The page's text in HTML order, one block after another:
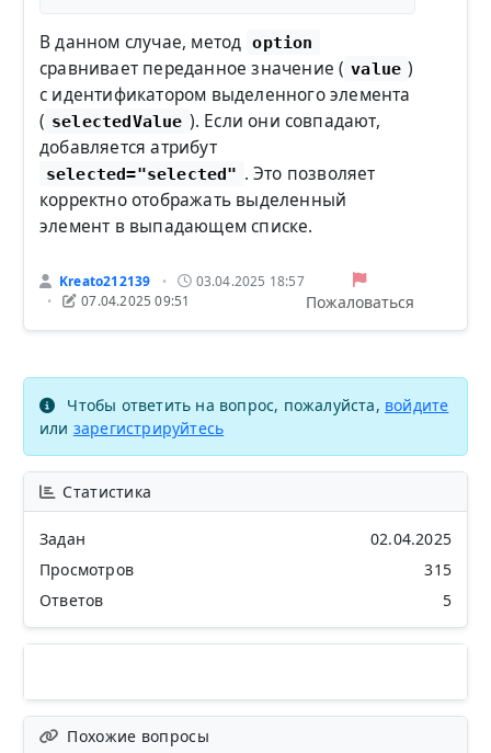
В данном случае, метод option
сравнивает переданное значение ( value )
с идентификатором выделенного элемента
( selectedValue ). Если они совпадают,
добавляется атрибут
selected="selected" . Это позволяет
корректно отображать выделенный
элемент в выпадающем списке.
Kreato212139 • 03.04.2025 18:57
• 07.04.2025 09:51 Пожаловаться
Чтобы ответить на вопрос, пожалуйста, войдите
или зарегистрируйтесь
Статистика
Задан
02.04.2025
Просмотров
315
Ответов
5
Похожие вопросы